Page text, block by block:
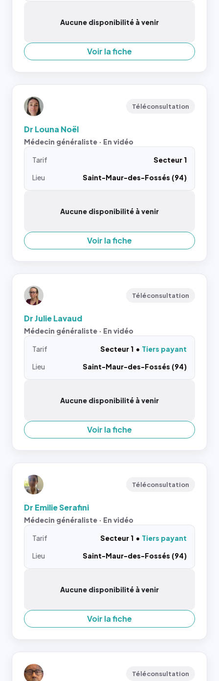
Aucune disponibilité à venir
Voir la fiche
Téléconsultation
Dr Louna Noël
Médecin généraliste · En vidéo
Tarif
Secteur 1
Lieu
Saint-Maur-des-Fossés (94)
Aucune disponibilité à venir
Voir la fiche
Téléconsultation
Dr Julie Lavaud
Médecin généraliste · En vidéo
Tarif Secteur 1
Tiers payant
Lieu
Saint-Maur-des-Fossés (94)
Aucune disponibilité à venir
Voir la fiche
Téléconsultation
Dr Emilie Serafini
Médecin généraliste · En vidéo
Tarif Secteur 1
Tiers payant
Lieu
Saint-Maur-des-Fossés (94)
Aucune disponibilité à venir
Voir la fiche
Téléconsultation